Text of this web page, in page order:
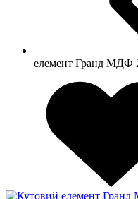
елемент Гранд МДФ